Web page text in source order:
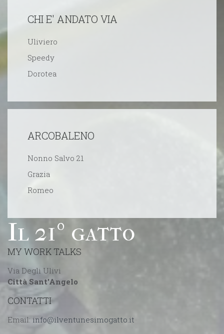
CHI E' ANDATO VIA
Uliviero
Speedy
Dorotea
ARCOBALENO
Nonno Salvo 21
Grazia
Romeo
Il 21º gatto
MY WORK TALKS
Via Degli Ulivi
Città Sant'Angelo
CONTATTI
Email: